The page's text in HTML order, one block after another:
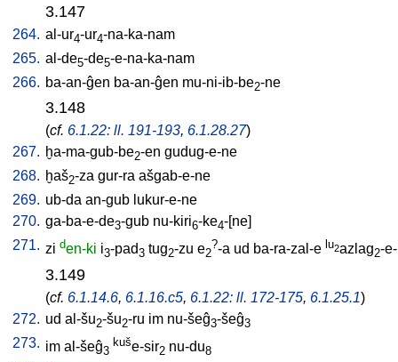
3.147
264. al-ur4-ur4-na-ka-nam
265. al-de5-de5-e-na-ka-nam
266. ba-an-ĝen ba-an-ĝen mu-ni-ib-be2-ne
3.148
(cf. 6.1.22: ll. 191-193, 6.1.28.27)
267. ḫa-ma-gub-be2-en gudug-e-ne
268. ḫaš2-za gur-ra ašgab-e-ne
269. ub-da an-gub lukur-e-ne
270. ga-ba-e-de3-gub nu-kiri6-ke4-[ne]
271. zi den-ki i3-pad3 tug2-zu e2
?-a ud ba-ra-zal-e lu2azlag2-
3.149
(cf. 6.1.14.6, 6.1.16.c5, 6.1.22: ll. 172-175, 6.1.25.1)
272. ud al-šu2-šu2-ru im nu-šeĝ3-šeĝ3
273. im al-šeĝ3
kuše-sir2 nu-du8